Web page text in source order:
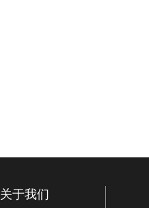
关于我们